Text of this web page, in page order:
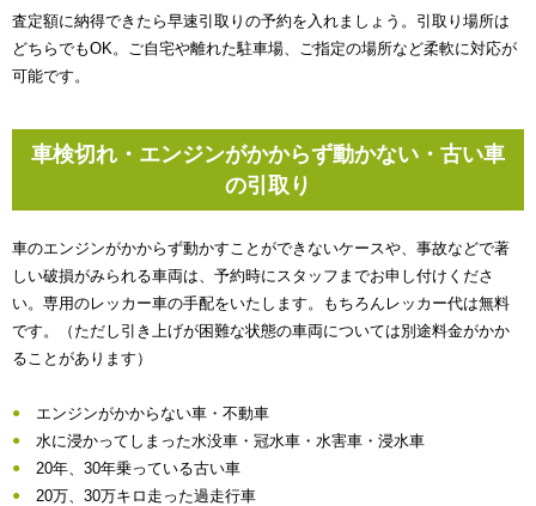
査定額に納得できたら早速引取りの予約を入れましょう。引取り場所は
どちらでもOK。ご自宅や離れた駐車場、ご指定の場所など柔軟に対応が
可能です。
車検切れ・エンジンがかからず動かない・古い車
の引取り
車のエンジンがかからず動かすことができないケースや、事故などで著
しい破損がみられる車両は、予約時にスタッフまでお申し付けくださ
い。専用のレッカー車の手配をいたします。もちろんレッカー代は無料
です。（ただし引き上げが困難な状態の車両については別途料金がかか
ることがあります）
エンジンがかからない車・不動車
水に浸かってしまった水没車・冠水車・水害車・浸水車
20年、30年乗っている古い車
20万、30万キロ走った過走行車